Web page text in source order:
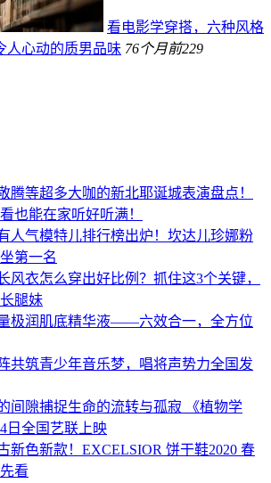
看电影学穿搭，六种风格
人心动的质男品味 76个月前229
腾等超多大咖的新北耶诞城表演盘点！
也能在家听好听满！
人气模特儿排行榜出炉！坎达儿珍娜粉
第一名
风衣怎么穿出好比例？抓住这3个关键，
腿妹
极润肌底精华液——六效合一，全方位
共筑青少年音乐梦，唱将声势力全国发
间隙捕捉生命的流转与孤寂 《植物学
日全国艺联上映
新色新款！EXCELSIOR 饼干鞋2020 春
看